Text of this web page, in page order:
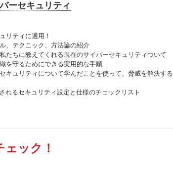
ーセキュリティ
リティに適用！
、テクニック、方法論の紹介
たちに教えてくれる現在のサイバーセキュリティついて
を守るためにできる実用的な手順
キュリティについて学んだことを使って、脅威を解決する
れるセキュリティ設定と仕様のチェックリスト
ック！